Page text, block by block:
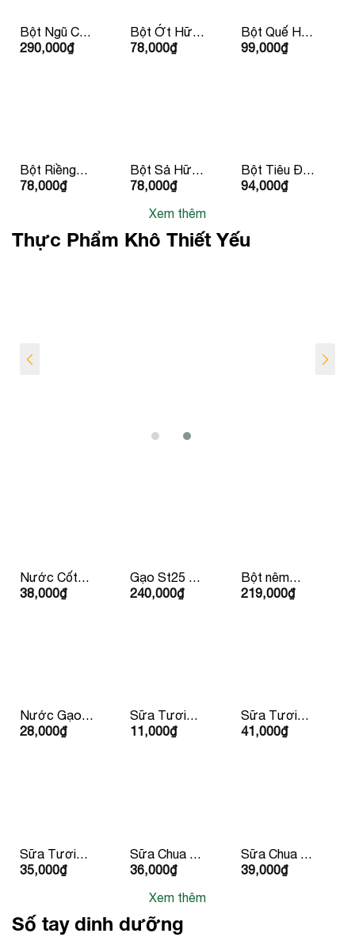
Bột Ngũ Cốc
Hàn Quốc
290,000₫
Bột Ớt Hữu
Cơ 30g
78,000₫
Bột Quế Hữu
Cơ 30g
99,000₫
Bột Riềng
Hữu Cơ 25g
78,000₫
Bột Sả Hữu
Cơ 30g
78,000₫
Bột Tiêu Đen
Hữu Cơ 30g
94,000₫
Xem thêm
Thực Phẩm Khô Thiết Yếu
Nước Cốt
Dừa
38,000₫
Gạo St25 –
Gạo Ông
240,000₫
Bột nêm
Nhật Youki
219,000₫
Nước Gạo
Hàn Quốc
28,000₫
Sữa Tươi
Dalatmilk
11,000₫
Sữa Tươi
Dalatmilk
41,000₫
Sữa Tươi
Tiệt Trùng
180ml x 4
hộp
35,000₫
Sữa Chua Hy
Lạp Lucas
36,000₫
Sữa Chua Hy
Lạp Lucas Vị
39,000₫
Xem thêm
Số tay dinh dưỡng